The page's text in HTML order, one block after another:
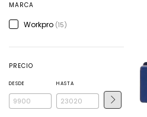
MARCA
Workpro (15)
PRECIO
DESDE HASTA